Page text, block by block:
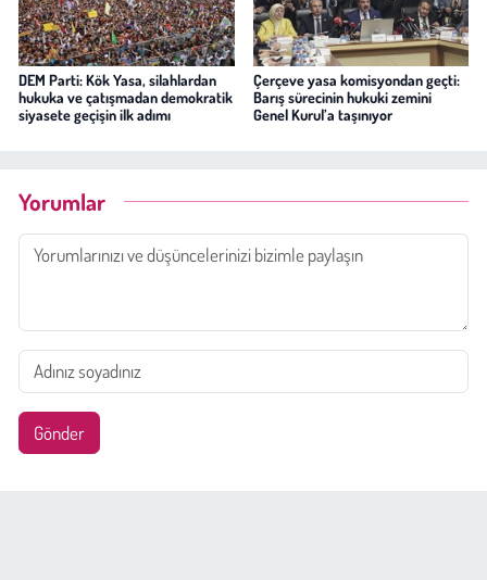
DEM Parti: Kök Yasa, silahlardan
hukuka ve çatışmadan demokratik
siyasete geçişin ilk adımı
Çerçeve yasa komisyondan geçti:
Barış sürecinin hukuki zemini
Genel Kurul’a taşınıyor
Yorumlar
Gönder